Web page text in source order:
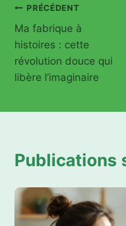
Navigation
de
l’article
PRÉCÉDENT
Ma fabrique à
histoires : cette
révolution douce qui
libère l’imaginaire
Publications